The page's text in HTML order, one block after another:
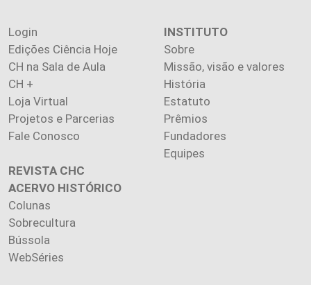
Login
Edições Ciência Hoje
CH na Sala de Aula
CH +
Loja Virtual
Projetos e Parcerias
Fale Conosco
INSTITUTO
Sobre
Missão, visão e valores
História
Estatuto
Prêmios
Fundadores
Equipes
REVISTA CHC
ACERVO HISTÓRICO
Colunas
Sobrecultura
Bússola
WebSéries